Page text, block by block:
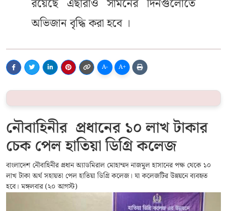
রয়েছে এছারাও সামনের দিনগুলোতে
অভিজান বৃদ্ধি করা হবে ।
A- A+
নৌবাহিনীর প্রধানের ১০ লাখ টাকার
চেক পেল হাতিয়া ডিগ্রি কলেজ
বাংলাদেশ নৌবাহিনীর প্রধান অ্যাডমিরাল মোহাম্মদ নাজমুল হাসানের পক্ষ থেকে ১০
লাখ টাকা অর্থ সহায়তা পেল হাতিয়া ডিগ্রি কলেজ। যা কলেজটির উন্নয়নে ব্যবহৃত
হবে। মঙ্গলবার (২০ আগস্ট)